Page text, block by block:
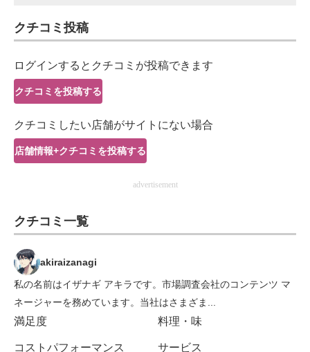
IT製品の技術・比較・事例
製造業のIT導入・活用を支援
モノづくり技術者専門サイト
エレクトロニクス専門サイト
エネルギーの専門メディア
ちょっと気になるネットの話題
クチコミ投稿
ログインするとクチコミが投稿できます
クチコミを投稿する
クチコミしたい店舗がサイトにない場合
店舗情報+クチコミを投稿する
advertisement
クチコミ一覧
akiraizanagi
私の名前はイザナギ アキラです。市場調査会社のコンテンツ マ
ネージャーを務めています。当社はさまざま...
満足度 料理・味
コストパフォーマンス サービス